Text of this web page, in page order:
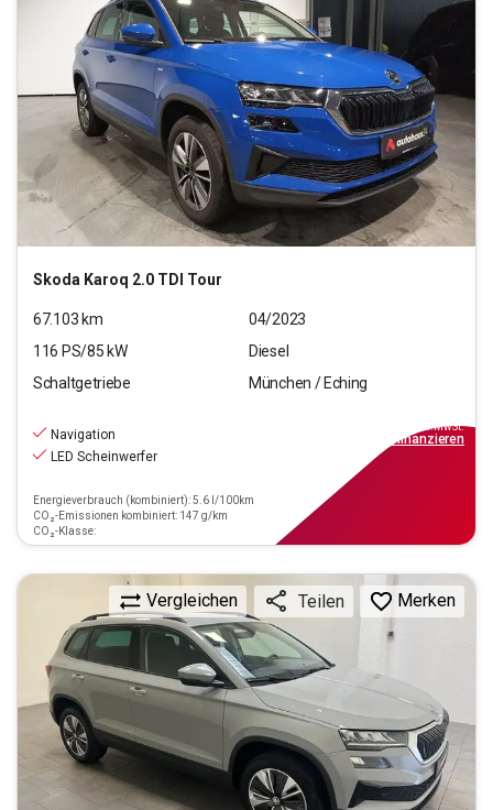
Skoda Karoq 2.0 TDI Tour
67.103 km
04/2023
116 PS/85 kW
Diesel
Schaltgetriebe
München / Eching
Navigation
LED Scheinwerfer
Energieverbrauch (kombiniert): 5.6 l/100km
CO₂-Emissionen kombiniert: 147 g/km
CO₂-Klasse:
inkl.MwSt.
finanzieren
Vergleichen Teilen Merken